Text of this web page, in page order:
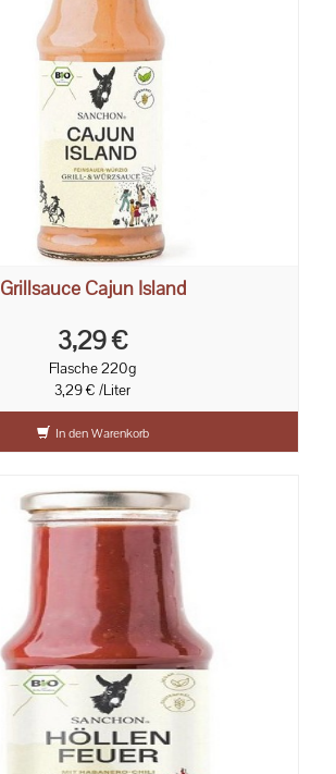
Grillsauce Cajun Island
3,29 €
Flasche 220g
3,29 € /Liter
In den Warenkorb